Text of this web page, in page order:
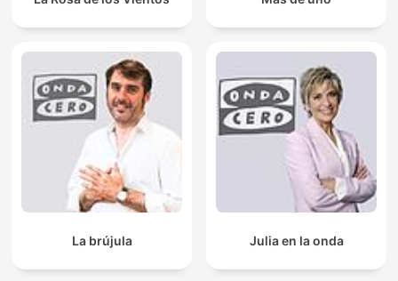
La brújula Julia en la onda